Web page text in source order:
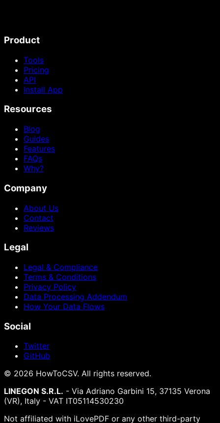
Product
Tools
Pricing
API
Install App
Resources
Blog
Guides
Features
FAQs
Why?
Company
About Us
Contact
Reviews
Legal
Legal & Compliance
Terms & Conditions
Privacy Policy
Data Processing Addendum
How Your Data Flows
Social
Twitter
GitHub
© 2026 HowToCSV. All rights reserved.
LINEGON S.R.L. - Via Adriano Garbini 15, 37135 Verona
(VR), Italy - VAT IT05114530230
Not affiliated with iLovePDF or any other third-party